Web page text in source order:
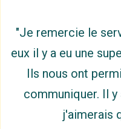
"Je remercie le
eux il y a eu une
Ils nous ont
communiquer. Il
j'aimerais